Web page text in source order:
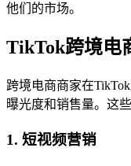
他们的市场。
TikTok跨境电
跨境电商商家在
曝光度和销售量。这
1. 短视频营销